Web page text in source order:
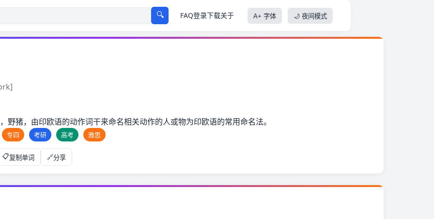
🔍 FAQ登录下载关于 A+ 字体 🌙 夜间模式
野猪，由印欧语的动作词干来命名相关动作的人或物为印欧语的常用命名法。
专四 考研 高考 雅思
复制单词 分享